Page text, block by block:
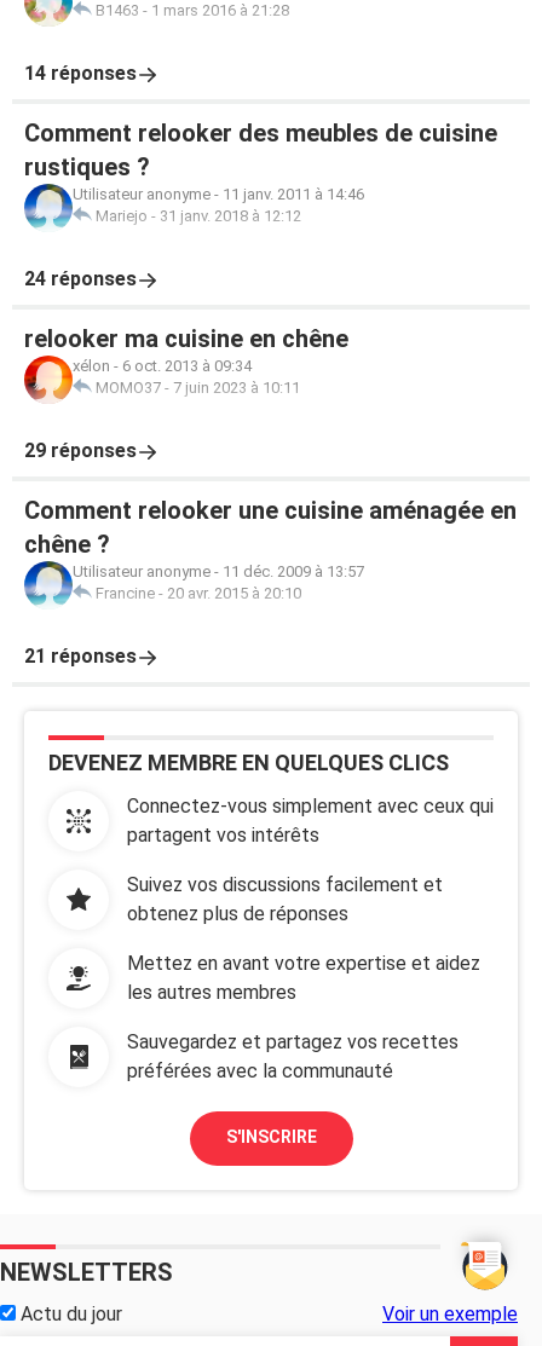
B1463 - 1 mars 2016 à 21:28
14 réponses
Comment relooker des meubles de cuisine
rustiques ?
Utilisateur anonyme - 11 janv. 2011 à 14:46
Mariejo - 31 janv. 2018 à 12:12
24 réponses
relooker ma cuisine en chêne
xélon - 6 oct. 2013 à 09:34
MOMO37 - 7 juin 2023 à 10:11
29 réponses
Comment relooker une cuisine aménagée en
chêne ?
Utilisateur anonyme - 11 déc. 2009 à 13:57
Francine - 20 avr. 2015 à 20:10
21 réponses
DEVENEZ MEMBRE EN QUELQUES CLICS
Connectez-vous simplement avec ceux qui
partagent vos intérêts
Suivez vos discussions facilement et
obtenez plus de réponses
Mettez en avant votre expertise et aidez
les autres membres
Sauvegardez et partagez vos recettes
préférées avec la communauté
S'INSCRIRE
NEWSLETTERS
Actu du jour Voir un exemple